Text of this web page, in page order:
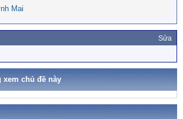
Mai
Sửa
chủ đề này